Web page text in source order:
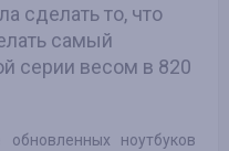
сделать то, что
самый
серии весом в 820
ноутбуков